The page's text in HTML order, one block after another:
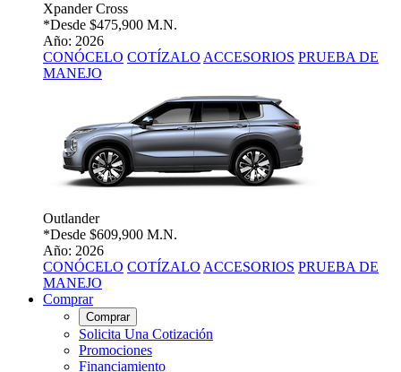
Xpander Cross
*Desde $475,900 M.N.
Año: 2026
CONÓCELO COTÍZALO ACCESORIOS PRUEBA DE
MANEJO
Outlander
*Desde $609,900 M.N.
Año: 2026
CONÓCELO COTÍZALO ACCESORIOS PRUEBA DE
MANEJO
Comprar
Comprar
Solicita Una Cotización
Promociones
Financiamiento